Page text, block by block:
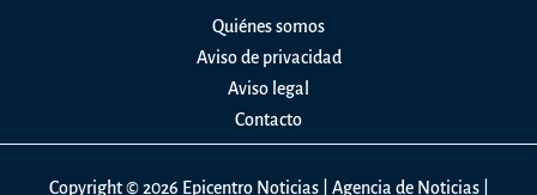
Quiénes somos
Aviso de privacidad
Aviso legal
Contacto
Copyright © 2026 Epicentro Noticias | Agencia de Noticias |